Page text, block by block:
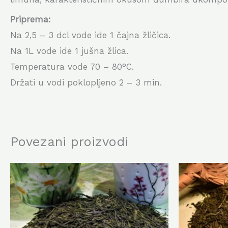
Priprema:
Na 2,5 – 3 dcl vode ide 1 čajna žličica.
Na 1L vode ide 1 jušna žlica.
Temperatura vode 70 – 80°C.
Držati u vodi poklopljeno 2 – 3 min.
Povezani proizvodi
Ovaj
proizvod
ima
više